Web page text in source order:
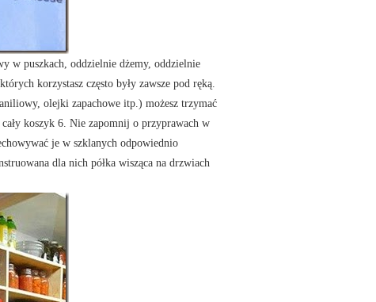
w puszkach, oddzielnie dżemy, oddzielnie
korzystasz często były zawsze pod ręką.
olejki zapachowe itp.) możesz trzymać
koszyk 6. Nie zapomnij o przyprawach w
je w szklanych odpowiednio
dla nich półka wisząca na drzwiach